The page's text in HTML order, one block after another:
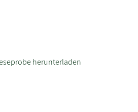
herunterladen